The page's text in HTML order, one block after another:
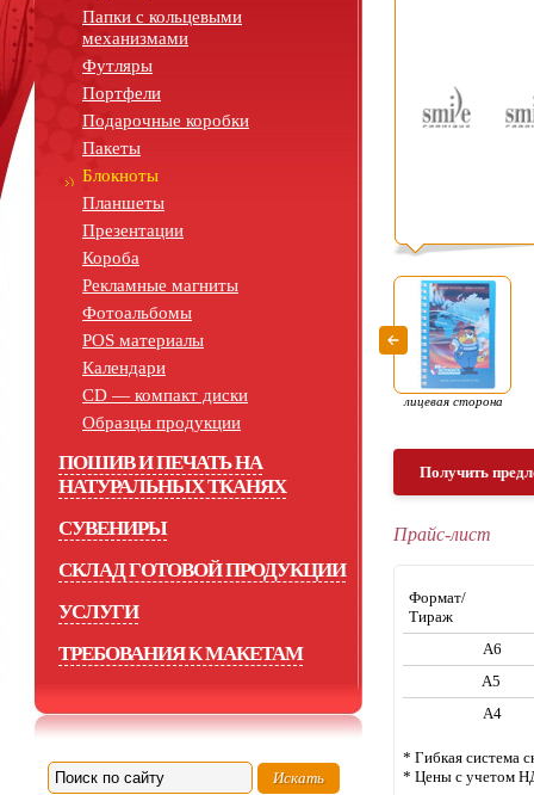
Папки с кольцевыми
механизмами
Футляры
Портфели
Подарочные коробки
Пакеты
Блокноты
Планшеты
Презентации
Короба
Рекламные магниты
Фотоальбомы
POS материалы
Календари
СD — компакт диски
Образцы продукции
ПОШИВ И ПЕЧАТЬ НА
НАТУРАЛЬНЫХ ТКАНЯХ
СУВЕНИРЫ
СКЛАД ГОТОВОЙ ПРОДУКЦИИ
УСЛУГИ
ТРЕБОВАНИЯ К МАКЕТАМ
лицевая сторона
Получить
Прайс-лист
Формат/
Тираж
А6
А5
А4
* Гибкая система
* Цены с учетом